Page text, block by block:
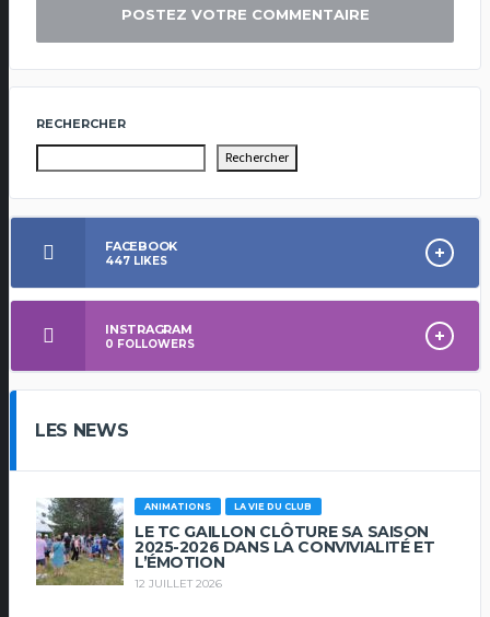
RECHERCHER
Rechercher
FACEBOOK
447 LIKES
INSTRAGRAM
0 FOLLOWERS
LES NEWS
ANIMATIONS LA VIE DU CLUB
LE TC GAILLON CLÔTURE SA SAISON
2025-2026 DANS LA CONVIVIALITÉ ET
L’ÉMOTION
12 JUILLET 2026